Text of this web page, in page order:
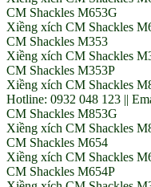
CM Shackles M653G
Xiềng xích CM Shackles
CM Shackles M353
Xiềng xích CM Shackles
CM Shackles M353P
Xiềng xích CM Shackles
Hotline: 0932 048 123 ||
CM Shackles M853G
Xiềng xích CM Shackles
CM Shackles M654
Xiềng xích CM Shackles
CM Shackles M654P